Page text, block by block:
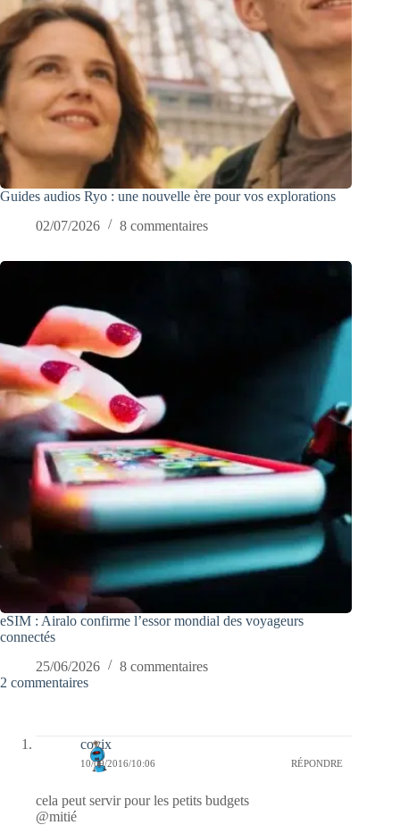
Guides audios Ryo : une nouvelle ère pour vos explorations
02/07/2026
8 commentaires
eSIM : Airalo confirme l’essor mondial des voyageurs
connectés
25/06/2026
8 commentaires
2 commentaires
covix
10/09/2016/10:06 RÉPONDRE
cela peut servir pour les petits budgets
@mitié